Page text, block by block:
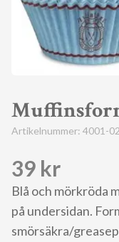
Artikelnummer: 4001-
39 kr
Blå och mörkröda
på undersidan.
smörsäkra/